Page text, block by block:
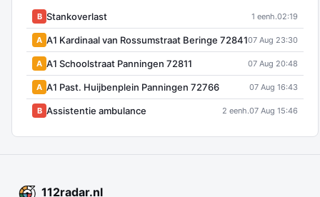
B Stankoverlast 1 eenh.02:19
A A1 Kardinaal van Rossumstraat Beringe 7284107 Aug 23:30
A A1 Schoolstraat Panningen 72811 07 Aug 20:48
A A1 Past. Huijbenplein Panningen 72766 07 Aug 16:43
B Assistentie ambulance 2 eenh.07 Aug 15:46
112radar.nl